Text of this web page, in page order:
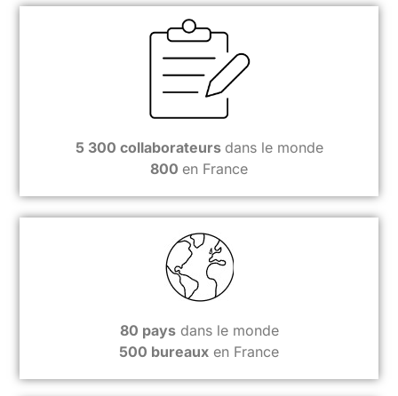
5 300 collaborateurs dans le monde
800 en France
80 paysdans le monde
500 bureaux en France